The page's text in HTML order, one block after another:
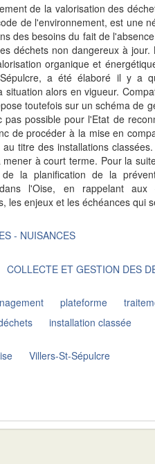
de la valorisation des
de l'environnement, est une
des besoins du fait de
déchets non dangereux à
organique et
Sépulcre, a été élaboré il y a
situation alors en vigueur.
toutefois sur un schéma de
pas possible pour l'Etat de
de procéder à la mise en
au titre des installations
mener à court terme. Pour la
de la planification de la
l'Oise, en rappelant
les enjeux et les échéances qui
- NUISANCES
COLLECTE ET GESTION DES
plateforme
installation classée
Villers-St-Sépulcre